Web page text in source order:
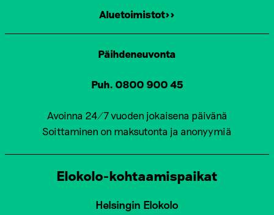
Aluetoimistot>>
Päihdeneuvonta
Puh. 0800 900 45
Avoinna 24/7 vuoden jokaisena päivänä
Soittaminen on maksutonta ja anonyymiä
Elokolo-kohtaamispaikat
Helsingin Elokolo